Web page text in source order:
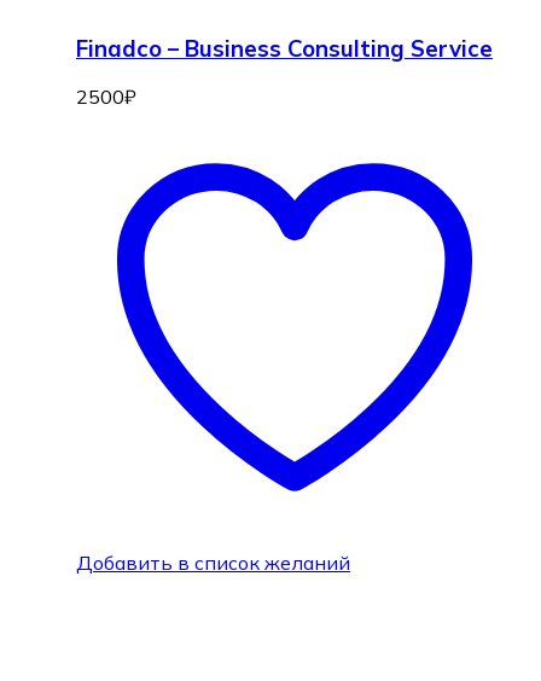
Finadco – Business Consulting Service
2500₽
Добавить в список желаний